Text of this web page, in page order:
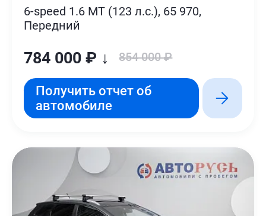
6-speed 1.6 MT (123 л.с.), 65 970,
Передний
784 000 ₽ ↓ 854 000 ₽
Получить отчет об
автомобиле